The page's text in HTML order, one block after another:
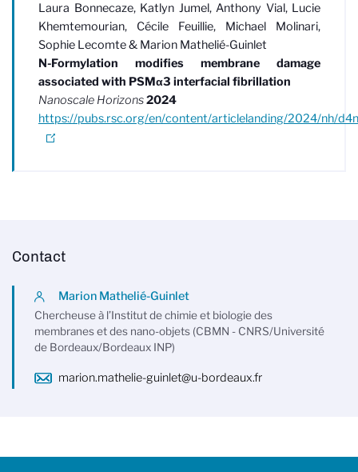
Laura Bonnecaze, Katlyn Jumel, Anthony Vial, Lucie
Khemtemourian, Cécile Feuillie, Michael Molinari,
Sophie Lecomte & Marion Mathelié-Guinlet
N-Formylation modifies membrane damage
associated with PSMα3 interfacial fibrillation
Nanoscale Horizons2024
https://pubs.rsc.org/en/content/articlelanding/2024/nh/
Contact
Marion Mathelié-Guinlet
Chercheuse à l’Institut de chimie et biologie des
membranes et des nano-objets (CBMN - CNRS/Université
de Bordeaux/Bordeaux INP)
marion.mathelie-guinlet@u-bordeaux.fr